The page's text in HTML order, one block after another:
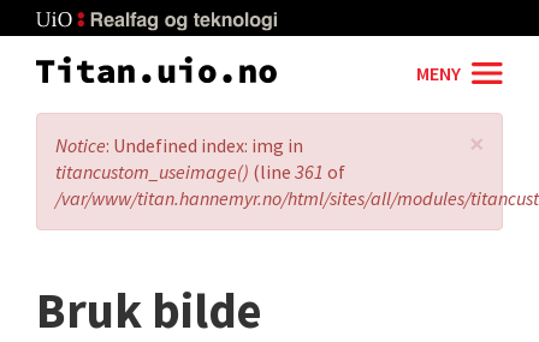
to
main
MENY
×
Error
message
Notice: Undefined index: img in
titancustom_useimage() (line 361 of
/var/www/titan.hannemyr.no/html/sites/all/modules/
Bruk bilde